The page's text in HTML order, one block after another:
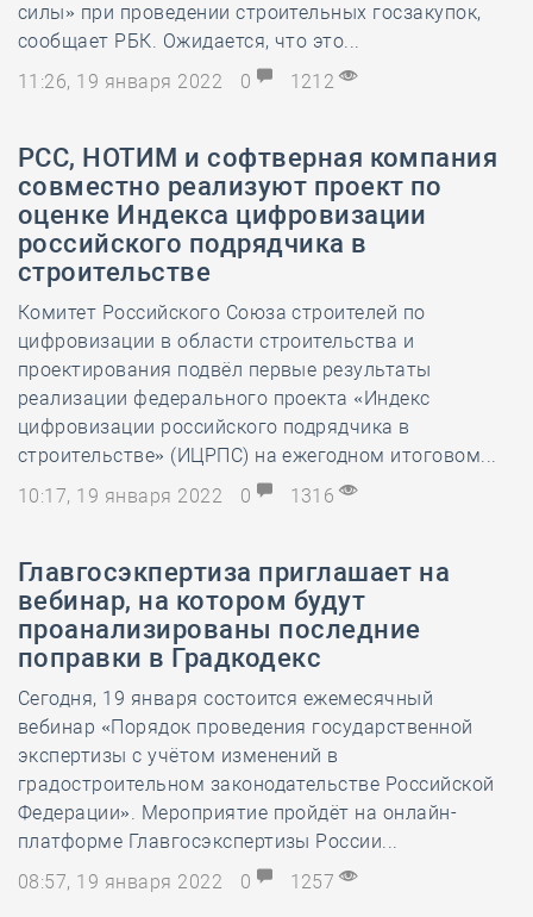
силы» при проведении строительных госзакупок,
сообщает РБК. Ожидается, что это...
11:26, 19 января 2022
0 1212
РСС, НОТИМ и софтверная компания
совместно реализуют проект по
оценке Индекса цифровизации
российского подрядчика в
строительстве
Комитет Российского Союза строителей по
цифровизации в области строительства и
проектирования подвёл первые результаты
реализации федерального проекта «Индекс
цифровизации российского подрядчика в
строительстве» (ИЦРПС) на ежегодном итоговом...
10:17, 19 января 2022
0 1316
Главгосэкпертиза приглашает на
вебинар, на котором будут
проанализированы последние
поправки в Градкодекс
Сегодня, 19 января состоится ежемесячный
вебинар «Порядок проведения государственной
экспертизы с учётом изменений в
градостроительном законодательстве Российской
Федерации». Мероприятие пройдёт на онлайн-
платформе Главгосэкспертизы России...
08:57, 19 января 2022
0 1257